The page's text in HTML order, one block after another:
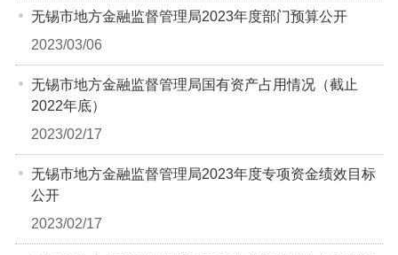
无锡市地方金融监督管理局2023年度部门预算公开
2023/03/06
无锡市地方金融监督管理局国有资产占用情况（截止
2022年底）
2023/02/17
无锡市地方金融监督管理局2023年度专项资金绩效目标
公开
2023/02/17